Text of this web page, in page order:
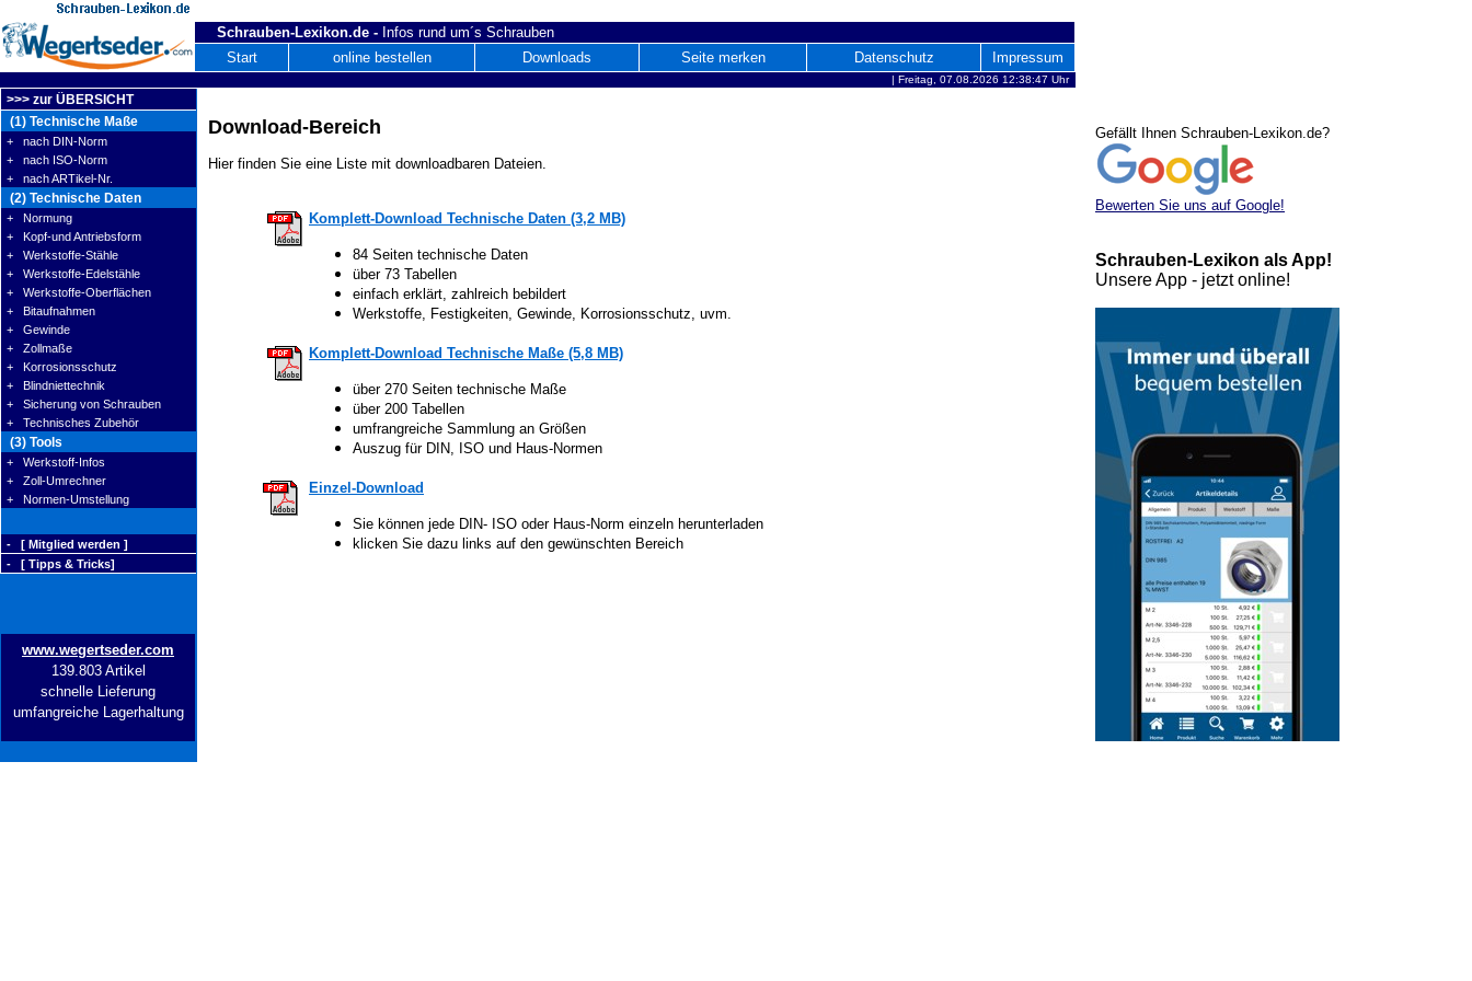
Schrauben-Lexikon.de - Infos rund um´s Schrauben
Start
online bestellen Downloads Seite merken Datenschutz Impressum
| Freitag, 07.08.2026 12:38:47 Uhr
>>> zur ÜBERSICHT
(1) Technische Maße
+ nach DIN-Norm
+ nach ISO-Norm
+ nach ARTikel-Nr.
(2) Technische Daten
+ Normung
+ Kopf-und Antriebsform
+ Werkstoffe-Stähle
+ Werkstoffe-Edelstähle
+ Werkstoffe-Oberflächen
+ Bitaufnahmen
+ Gewinde
+ Zollmaße
+ Korrosionsschutz
+ Blindniettechnik
+ Sicherung von Schrauben
+ Technisches Zubehör
(3) Tools
+ Werkstoff-Infos
+ Zoll-Umrechner
+ Normen-Umstellung
- [ Mitglied werden ]
- [ Tipps & Tricks]
www.wegertseder.com
139.803 Artikel
schnelle Lieferung
umfangreiche Lagerhaltung
Download-Bereich
Hier finden Sie eine Liste mit downloadbaren Dateien.
Komplett-Download Technische Daten (3,2 MB)
84 Seiten technische Daten
über 73 Tabellen
einfach erklärt, zahlreich bebildert
Werkstoffe, Festigkeiten, Gewinde, Korrosionsschutz, uvm.
Komplett-Download Technische Maße (5,8 MB)
über 270 Seiten technische Maße
über 200 Tabellen
umfrangreiche Sammlung an Größen
Auszug für DIN, ISO und Haus-Normen
Einzel-Download
Sie können jede DIN- ISO oder Haus-Norm einzeln herunterladen
klicken Sie dazu links auf den gewünschten Bereich
Gefällt Ihnen Schrauben-Lexikon.de?
Bewerten Sie uns auf Google!
Schrauben-Lexikon als App!
Unsere App - jetzt online!